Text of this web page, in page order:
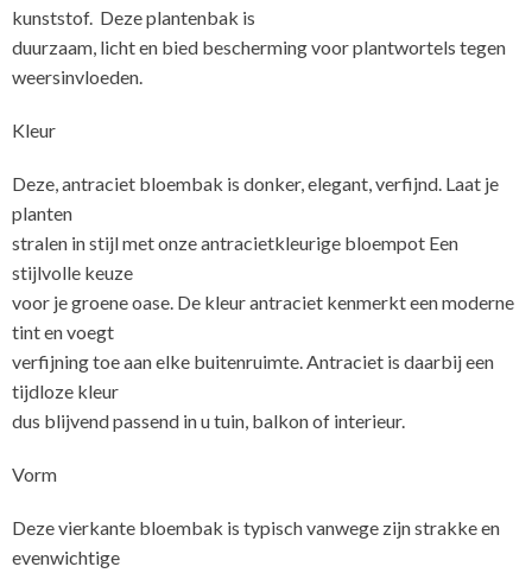
kunststof. Deze plantenbak is
duurzaam, licht en bied bescherming voor plantwortels tegen
weersinvloeden.
Kleur
Deze, antraciet bloembak is donker, elegant, verfijnd. Laat je
planten
stralen in stijl met onze antracietkleurige bloempot Een
stijlvolle keuze
voor je groene oase. De kleur antraciet kenmerkt een moderne
tint en voegt
verfijning toe aan elke buitenruimte. Antraciet is daarbij een
tijdloze kleur
dus blijvend passend in u tuin, balkon of interieur.
Vorm
Deze vierkante bloembak is typisch vanwege zijn strakke en
evenwichtige